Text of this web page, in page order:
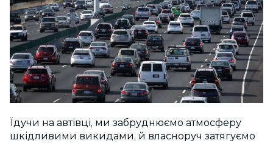
Їдучи на автівці, ми забруднюємо атмосферу
шкідливими викидами, й власноруч затягуємо